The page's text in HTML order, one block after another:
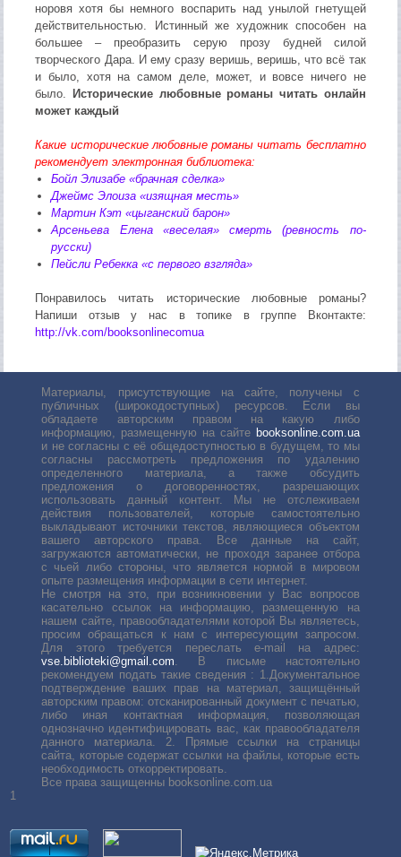
норовя хотя бы немного воспарить над унылой гнетущей
действительностью. Истинный же художник способен на
большее – преобразить серую прозу будней силой
творческого Дара. И ему сразу веришь, веришь, что всё так
и было, хотя на самом деле, может, и вовсе ничего не
было.Исторические любовные романы читать онлайн
может каждый
Какие исторические любовные романы читать бесплатно
рекомендует электронная библиотека:
Бойл Элизабе «брачная сделка»
Джеймс Элоиза «изящная месть»
Мартин Кэт «цыганский барон»
Арсеньева Елена «веселая» смерть (ревность по-
русски)
Пейсли Ребекка «c первого взгляда»
Понравилось читать исторические любовные романы?
Напиши отзыв у нас в топике в группе Вконтакте:
http://vk.com/booksonlinecomua
Материалы, присутствующие на сайте, получены с
публичных (широкодоступных) ресурсов. Если вы
обладаете авторским правом на какую либо
информацию, размещенную на сайте booksonline.com.ua
и не согласны с её общедоступностью в будущем, то мы
согласны рассмотреть предложения по удалению
определенного материала, а также обсудить
предложения о договоренностях, разрешающих
использовать данный контент. Мы не отслеживаем
действия пользователей, которые самостоятельно
выкладывают источники текстов, являющиеся объектом
вашего авторского права. Все данные на сайт,
загружаются автоматически, не проходя заранее отбора
с чьей либо стороны, что является нормой в мировом
опыте размещения информации в сети интернет.
Не смотря на это, при возникновении у Вас вопросов
касательно ссылок на информацию, размещенную на
нашем сайте, правообладателями которой Вы являетесь,
просим обращаться к нам с интересующим запросом.
Для этого требуется переслать е-mail на адрес:
vse.biblioteki@gmail.com . В письме настоятельно
рекомендуем подать такие сведения : 1.Документальное
подтверждение ваших прав на материал, защищённый
авторским правом: отсканированный документ с печатью,
либо иная контактная информация, позволяющая
однозначно идентифицировать вас, как правообладателя
данного материала. 2. Прямые ссылки на страницы
сайта, которые содержат ссылки на файлы, которые есть
необходимость откорректировать.
Все права защищенны booksonline.com.ua
1